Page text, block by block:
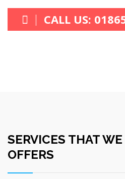
CALL US:
SERVICES THAT WE
OFFERS